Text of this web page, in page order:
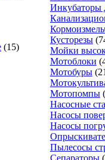
(15)
Инкубаторы
Кусторезы
Мойки
Мотоблоки
Мотобуры
Мотопомпы
Насосные
Насосы
Насосы
Пылесосы
Сепараторы